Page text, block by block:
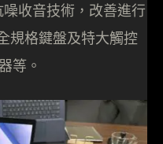
收音技術，改善進行
規格鍵盤及特大觸控
等。